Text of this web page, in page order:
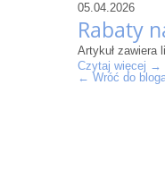
05.04.2026
Rabaty
Artykuł zawiera
Czytaj więcej →
← Wróć do